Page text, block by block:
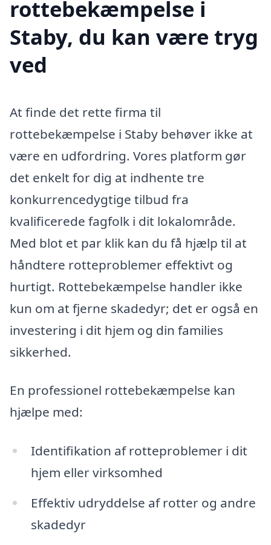
rottebekæmpelse i
Staby, du kan være tryg
ved
At finde det rette firma til
rottebekæmpelse i Staby behøver ikke at
være en udfordring. Vores platform gør
det enkelt for dig at indhente tre
konkurrencedygtige tilbud fra
kvalificerede fagfolk i dit lokalområde.
Med blot et par klik kan du få hjælp til at
håndtere rotteproblemer effektivt og
hurtigt. Rottebekæmpelse handler ikke
kun om at fjerne skadedyr; det er også en
investering i dit hjem og din families
sikkerhed.
En professionel rottebekæmpelse kan
hjælpe med:
Identifikation af rotteproblemer i dit
hjem eller virksomhed
Effektiv udryddelse af rotter og andre
skadedyr